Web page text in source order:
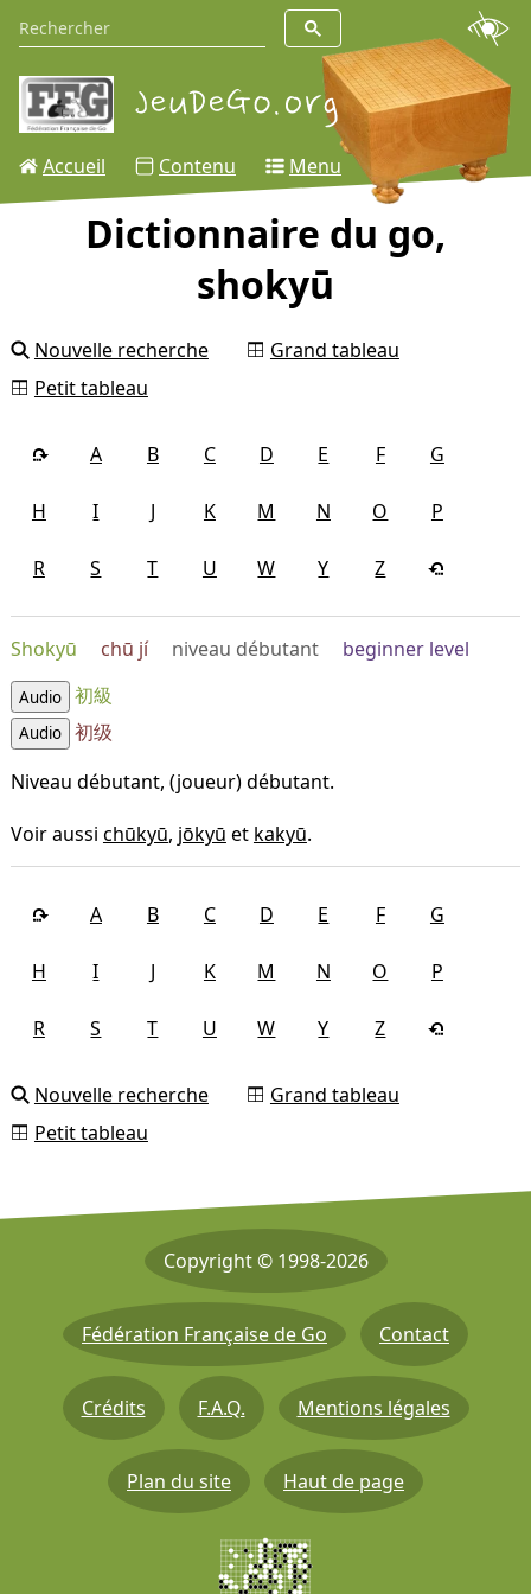
Accueil Contenu Menu
Dictionnaire du go,
shokyū
Nouvelle recherche
Grand tableau
Petit tableau
A B C D E F G
H I J K M N O P
R S T U W Y Z
Shokyū chū jí niveau débutant beginner level
Audio 初級
Audio
初级
Niveau débutant, (joueur) débutant.
Voir aussi chūkyū, jōkyū et kakyū.
A B C D E F G
H I J K M N O P
R S T U W Y Z
Nouvelle recherche
Grand tableau
Petit tableau
Copyright © 1998-2026
Fédération Française de Go Contact
Crédits F.A.Q. Mentions légales
Plan du site Haut de page